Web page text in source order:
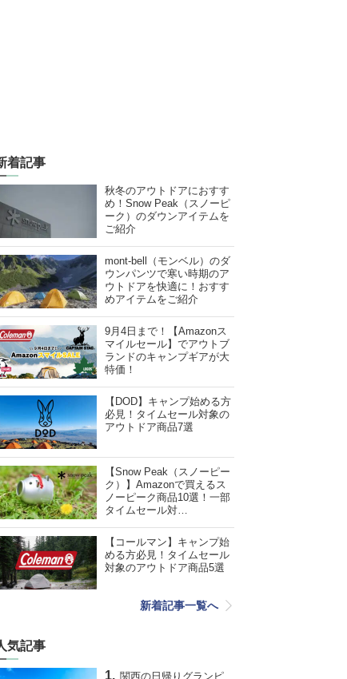
着記事
秋冬のアウトドアにおすす
め！Snow Peak（スノーピ
ーク）のダウンアイテムを
ご紹介
mont-bell（モンベル）のダ
ウンパンツで寒い時期のア
ウトドアを快適に！おすす
めアイテムをご紹介
9月4日まで！【Amazonス
マイルセール】でアウトブ
ランドのキャンプギアが大
特価！
【DOD】キャンプ始める方
必見！タイムセール対象の
アウトドア商品7選
【Snow Peak（スノーピー
ク）】Amazonで買えるス
ノーピーク商品10選！一部
タイムセール対…
【コールマン】キャンプ始
める方必見！タイムセール
対象のアウトドア商品5選
新着記事一覧へ
気記事
関西の日帰りグランピ